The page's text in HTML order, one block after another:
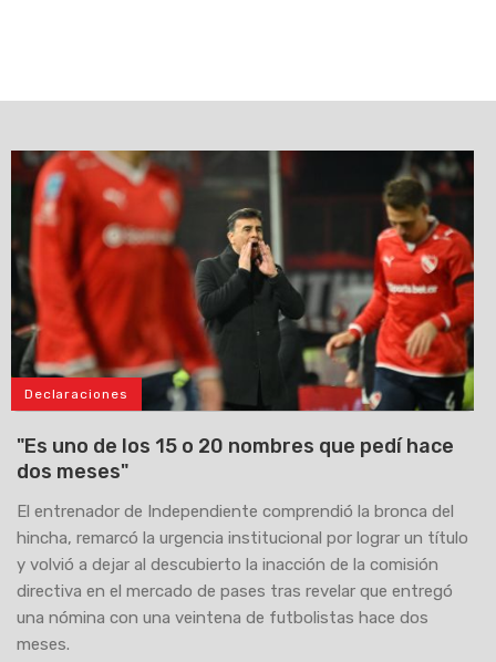
Declaraciones
"Es uno de los 15 o 20 nombres que pedí hace
dos meses"
El entrenador de Independiente comprendió la bronca del
hincha, remarcó la urgencia institucional por lograr un título
y volvió a dejar al descubierto la inacción de la comisión
directiva en el mercado de pases tras revelar que entregó
una nómina con una veintena de futbolistas hace dos
meses.